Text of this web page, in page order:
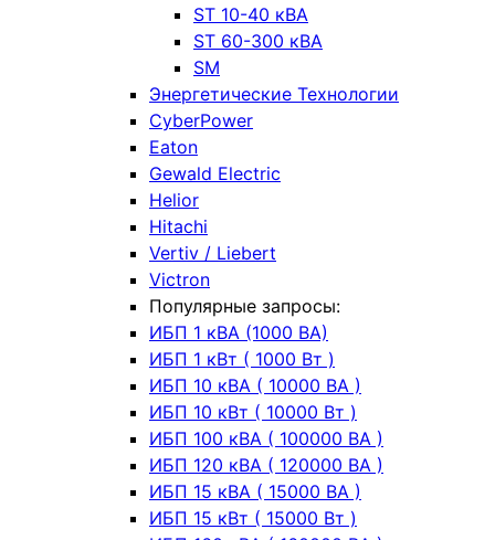
ST 10-40 кВА
ST 60-300 кВА
SM
Энергетические Технологии
CyberPower
Eaton
Gewald Electric
Helior
Hitachi
Vertiv / Liebert
Victron
Популярные запросы:
ИБП 1 кВА (1000 ВА)
ИБП 1 кВт ( 1000 Вт )
ИБП 10 кВА ( 10000 ВА )
ИБП 10 кВт ( 10000 Вт )
ИБП 100 кВА ( 100000 ВА )
ИБП 120 кВА ( 120000 ВА )
ИБП 15 кВА ( 15000 ВА )
ИБП 15 кВт ( 15000 Вт )